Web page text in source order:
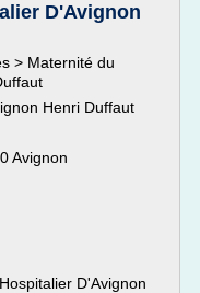
D'Avignon
> Maternité du
Henri Duffaut
Avignon
D'Avignon